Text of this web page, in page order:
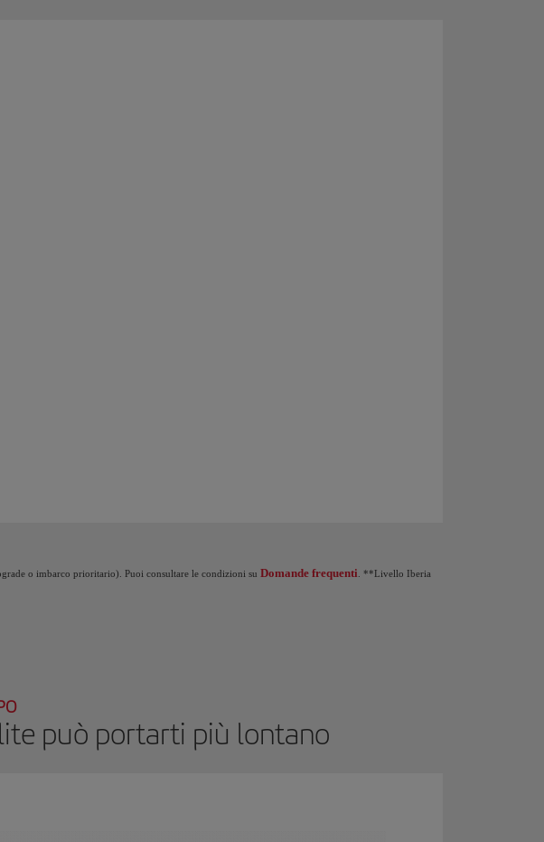
o imbarco prioritario). Puoi consultare le condizioni su Domande frequenti . **Livello Iberia
può portarti più lontano